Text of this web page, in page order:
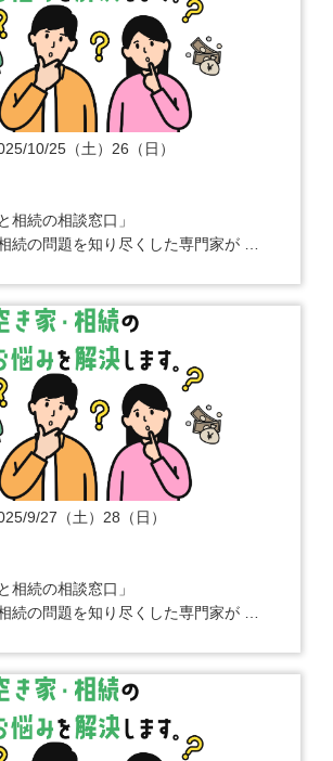
10/25（土）26（日）
相続の相談窓口」
続の問題を知り尽くした専門家が
9/27（土）28（日）
相続の相談窓口」
続の問題を知り尽くした専門家が